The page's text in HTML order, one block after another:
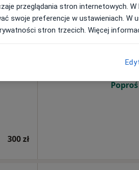
300 zł
Dziś
7 Sie
Jutro
8 Sie
Umawianie
przeglądania stron internetowych.
swoje preferencje w ustawieniach. W
stron trzecich. Więcej